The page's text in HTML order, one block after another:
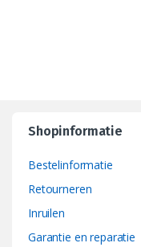
Shopinformatie
Bestelinformatie
Retourneren
Inruilen
Garantie en reparatie